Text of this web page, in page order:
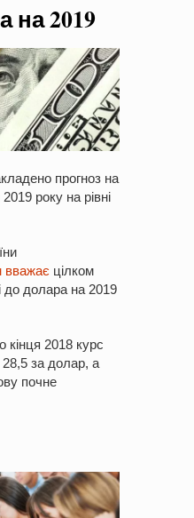
на 2019
прогноз на
року на рівні
вважає цілком
до долара на 2019
кінця 2018 курс
за долар, а
почне